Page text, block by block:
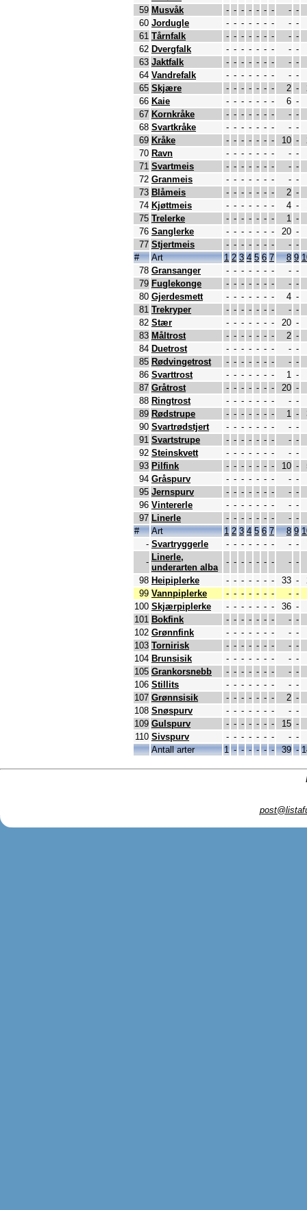
59 Musvåk - - - - - - - - -
60 Jordugle - - - - - - - - -
61 Tårnfalk - - - - - - - - -
62 Dvergfalk - - - - - - - - -
63 Jaktfalk - - - - - - - - -
64 Vandrefalk - - - - - - - - -
65 Skjære - - - - - - - 2 -
66 Kaie - - - - - - - 6 -
67 Kornkråke - - - - - - - - -
68 Svartkråke - - - - - - - - -
69 Kråke - - - - - - - 10 -
70 Ravn - - - - - - - - -
71 Svartmeis - - - - - - - - -
72 Granmeis - - - - - - - - -
73 Blåmeis - - - - - - - 2 -
74 Kjøttmeis - - - - - - - 4 -
75 Trelerke - - - - - - - 1 -
76 Sanglerke - - - - - - - 20 -
77 Stjertmeis - - - - - - - - -
#
Art 1 2 3 4 5 6 7 8 9
78 Gransanger - - - - - - - - -
79 Fuglekonge - - - - - - - - -
80 Gjerdesmett - - - - - - - 4 -
81 Trekryper - - - - - - - - -
82 Stær - - - - - - - 20 -
83 Måltrost - - - - - - - 2 -
84 Duetrost - - - - - - - - -
85 Rødvingetrost - - - - - - - - -
86 Svarttrost - - - - - - - 1 -
87 Gråtrost - - - - - - - 20 -
88 Ringtrost - - - - - - - - -
89 Rødstrupe - - - - - - - 1 -
90 Svartrødstjert - - - - - - - - -
91 Svartstrupe - - - - - - - - -
92 Steinskvett - - - - - - - - -
93 Pilfink - - - - - - - 10 -
94 Gråspurv - - - - - - - - -
95 Jernspurv - - - - - - - - -
96 Vintererle - - - - - - - - -
97 Linerle - - - - - - - - -
#
Art 1 2 3 4 5 6 7 8 9
- Svartryggerle - - - - - - - - -
- Linerle,
underarten alba
- - - - - - - - -
98 Heipiplerke - - - - - - - 33 -
99 Vannpiplerke - - - - - - - - -
100 Skjærpiplerke - - - - - - - 36 -
101 Bokfink - - - - - - - - -
102 Grønnfink - - - - - - - - -
103 Tornirisk - - - - - - - - -
104 Brunsisik - - - - - - - - -
105 Grankorsnebb - - - - - - - - -
106 Stillits - - - - - - - - -
107 Grønnsisik - - - - - - - 2 -
108 Snøspurv - - - - - - - - -
109 Gulspurv - - - - - - - 15 -
110 Sivspurv - - - - - - - - -
Antall arter
1 - - - - - - 39 -